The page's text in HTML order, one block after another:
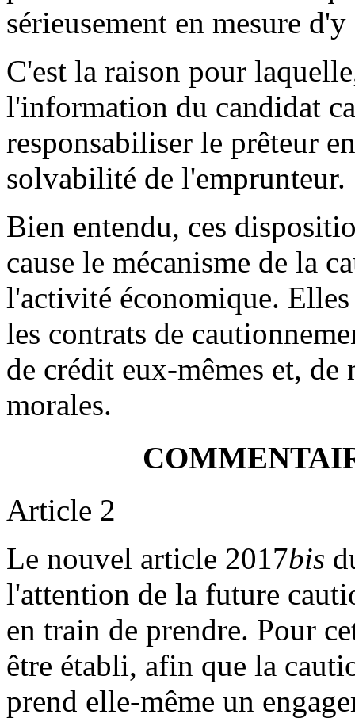
sérieusement en mesure
C'est la raison pour
l'information du candidat
responsabiliser le prêteur
solvabilité de l'emprunteur.
Bien entendu, ces
cause le mécanisme de la
l'activité économique.
les contrats de
de crédit eux-mêmes et, de
morales.
Article 2
Le nouvel article 2017bis
l'attention de la future
en train de prendre. Pour
être établi, afin que la
prend elle-même un